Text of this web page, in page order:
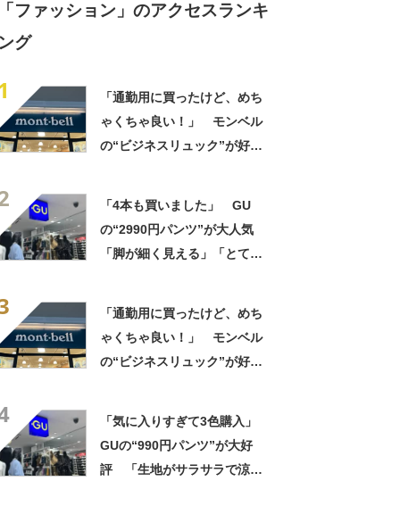
「ファッション」のアクセスランキ
ング
「通勤用に買ったけど、めち
ゃくちゃ良い！」 モンベル
の“ビジネスリュック”が好
「4本も買いました」 GU
の“2990円パンツ”が大人気
「脚が細く見える」「とても
「通勤用に買ったけど、めち
ゃくちゃ良い！」 モンベル
の“ビジネスリュック”が好
「気に入りすぎて3色購入」
GUの“990円パンツ”が大好
評 「生地がサラサラで涼し